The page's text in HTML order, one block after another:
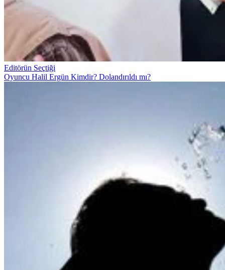
Editörün Seçtiği
Oyuncu Halil Ergün Kimdir? Dolandırıldı mı?